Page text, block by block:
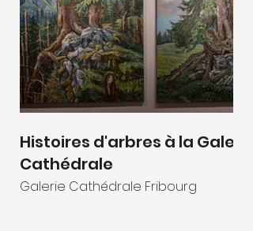
Histoires d'arbres à la Galerie
Cathédrale
Galerie Cathédrale Fribourg